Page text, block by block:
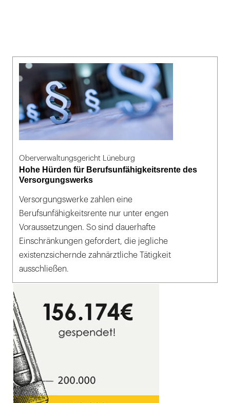
Oberverwaltungsgericht Lüneburg
Hohe Hürden für Berufsunfähigkeitsrente des
Versorgungswerks
Versorgungswerke zahlen eine
Berufsunfähigkeitsrente nur unter engen
Voraussetzungen. So sind dauerhafte
Einschränkungen gefordert, die jegliche
existenzsichernde zahnärztliche Tätigkeit
ausschließen.